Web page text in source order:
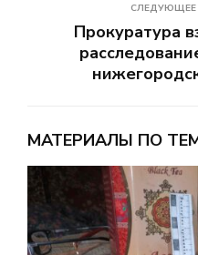
Прокуратура
МАТЕРИАЛЫ ПО